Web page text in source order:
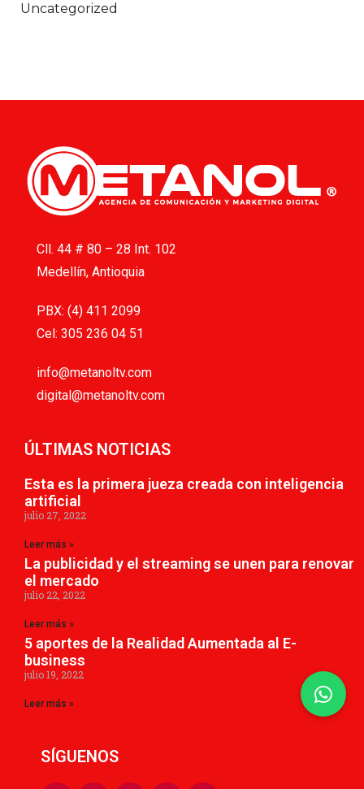
Uncategorized
Cll. 44 # 80 – 28 Int. 102
Medellín, Antioquia
PBX: (4) 411 2099
Cel: 305 236 04 51
info@metanoltv.com
digital@metanoltv.com
ÚLTIMAS NOTICIAS
Esta es la primera jueza creada con inteligencia
artificial
julio 27, 2022
Leer más »
La publicidad y el streaming se unen para renovar
el mercado
julio 22, 2022
Leer más »
5 aportes de la Realidad Aumentada al E-
business
julio 19, 2022
Leer más »
SÍGUENOS